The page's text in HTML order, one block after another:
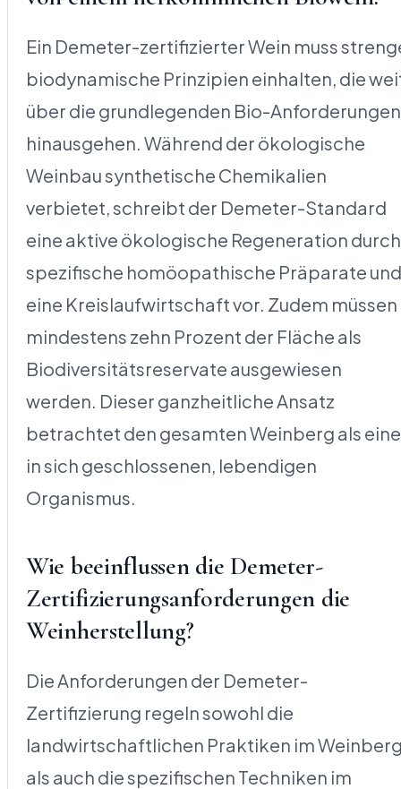
Ein Demeter-zertifizierter Wein muss
biodynamische Prinzipien einhalten, die
über die grundlegenden Bio-Anforderungen
hinausgehen. Während der ökologische
Weinbau synthetische Chemikalien
verbietet, schreibt der Demeter-Standard
eine aktive ökologische Regeneration durch
spezifische homöopathische Präparate und
eine Kreislaufwirtschaft vor. Zudem müssen
mindestens zehn Prozent der Fläche als
Biodiversitätsreservate ausgewiesen
werden. Dieser ganzheitliche Ansatz
betrachtet den gesamten Weinberg als
in sich geschlossenen, lebendigen
Organismus.
Wie beeinflussen die Demeter-
Zertifizierungsanforderungen die
Weinherstellung?
Die Anforderungen der Demeter-
Zertifizierung regeln sowohl die
landwirtschaftlichen Praktiken im
als auch die spezifischen Techniken im